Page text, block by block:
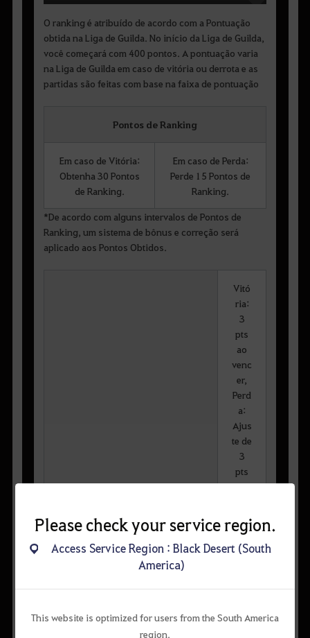
Please check your service region.
Access Service Region : Black Desert (South
America)
This website is optimized for users from the South America
region.
O ranking é atribuído de acordo com a Pontuação
obtida na Liga de Guilda. No início da Liga de Guilda,
você começará com 400 pontos. A pontuação varia
na Liga de Guilda em caso de vitória ou derrota e as
partidas são feitas com base na faixa de pontuação
Pontos de Ranking
Em caso de Vitória:
Obtenha 30 Pontos
de Ranking.
Em caso de Perda:
Perde 15 Pontos de
Ranking.
*De acordo com alguns intervalos de Pontos de
Ranking, um sistema de bônus e correção será
aplicado aos Pontos Obtidos.
Vitó
ria:
3
pts
ao
venc
er,
Perd
a:
Ajus
te de
3
pts
ao
Ao
uaçã